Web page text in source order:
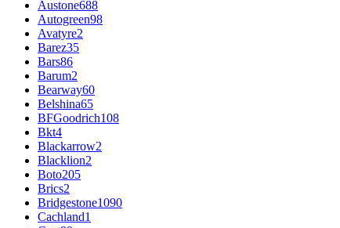
Austone688
Autogreen98
Avatyre2
Barez35
Bars86
Barum2
Bearway60
Belshina65
BFGoodrich108
Bkt4
Blackarrow2
Blacklion2
Boto205
Brics2
Bridgestone1090
Cachland1